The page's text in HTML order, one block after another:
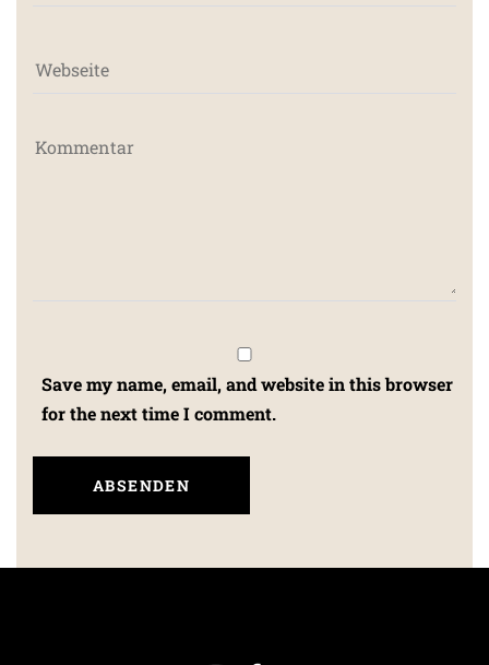
Save my name, email, and website in this browser
for the next time I comment.